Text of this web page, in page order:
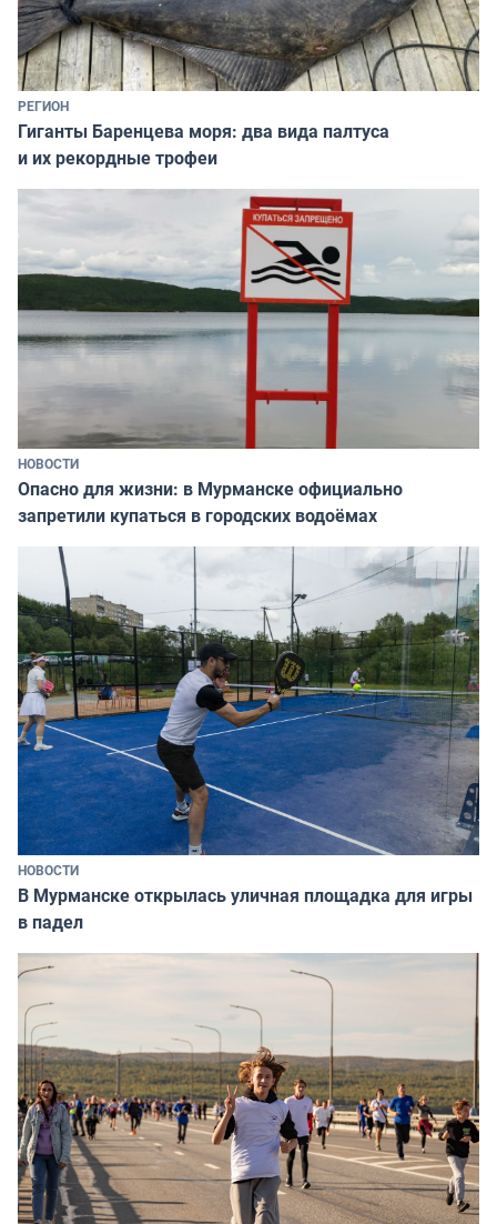
РЕГИОН
Гиганты Баренцева моря: два вида палтуса
и их рекордные трофеи
НОВОСТИ
Опасно для жизни: в Мурманске официально
запретили купаться в городских водоёмах
НОВОСТИ
В Мурманске открылась уличная площадка для игры
в падел